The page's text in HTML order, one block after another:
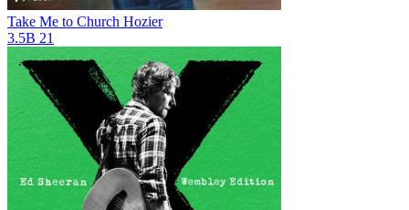
Take Me to Church Hozier
3.5B 21